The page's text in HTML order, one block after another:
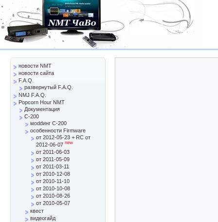
новости NMT
новости сайта
F.A.Q.
развернутый F.A.Q.
NMJ F.A.Q.
Popcorn Hour NMT
Документация
C-200
моddинг C-200
особенности Firmware
от 2012-05-23 + RC от
2012-06-07 new
от 2011-06-03
от 2011-05-09
от 2011-03-11
от 2010-12-08
от 2010-11-10
от 2010-10-08
от 2010-08-26
от 2010-05-07
квест
видеогайд